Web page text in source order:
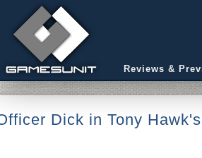
Reviews &
Dick in Tony